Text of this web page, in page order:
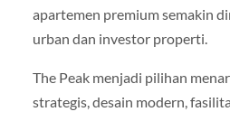
apartemen premium semakin
urban dan investor properti.
The Peak menjadi pilihan
strategis, desain modern,